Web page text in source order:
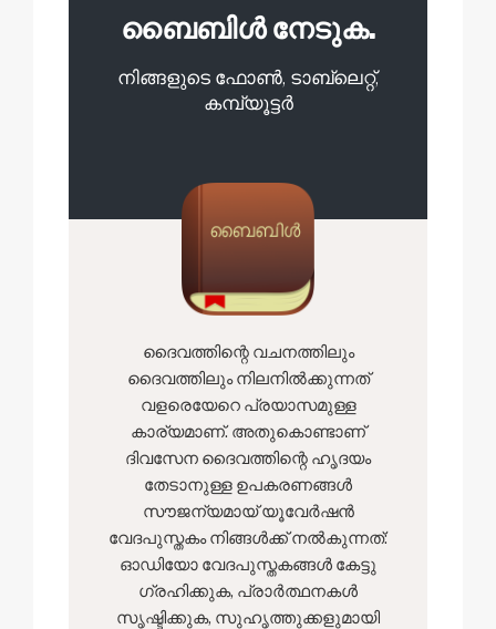
ബൈബിൾ നേടുക.
നിങ്ങളുടെ ഫോൺ, ടാബ്ലെറ്റ്,
കമ്പ്യൂട്ടർ
ദൈവത്തിന്റെ വചനത്തിലും
ദൈവത്തിലും നിലനില്‍ക്കുന്നത്
വളരെയേറെ പ്രയാസമുള്ള
കാര്യമാണ്. അതുകൊണ്ടാണ്
ദിവസേന ദൈവത്തിന്റെ ഹൃദയം
തേടാനുള്ള ഉപകരണങ്ങൾ
സൗജന്യമായ് യൂവേർഷൻ
വേദപുസ്തകം നിങ്ങൾക്ക് നൽകുന്നത്:
ഓഡിയോ വേദപുസ്തകങ്ങൾ കേട്ടു
ഗ്രഹിക്കുക, പ്രാർത്ഥനകൾ
സൃഷ്ടിക്കുക, സുഹൃത്തുക്കളുമായി